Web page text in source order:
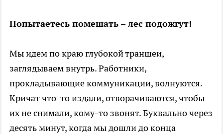
Попытаетесь помешать – лес подожгут!
Мы идем по краю глубокой траншеи,
заглядываем внутрь. Работники,
прокладывающие коммуникации, волнуются.
Кричат что-то издали, отворачиваются, чтобы
их не снимали, кому-то звонят. Буквально через
десять минут, когда мы дошли до конца